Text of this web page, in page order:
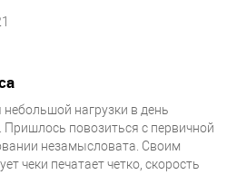
нагрузки в день
повозиться с первичной
незамысловата. Своим
чеки печатает четко, скорость